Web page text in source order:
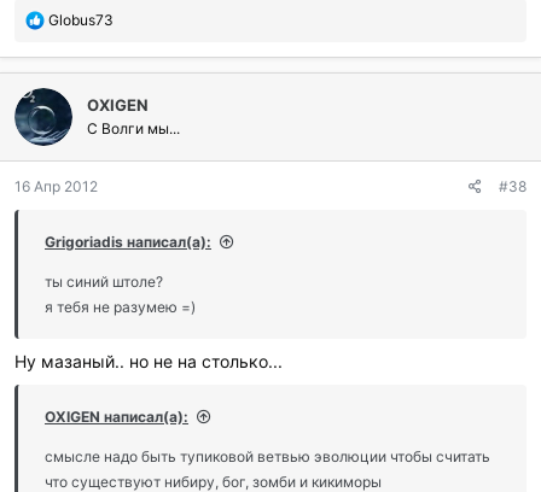
П
б
а
г
о
а
и
и
:
Globus73
OXIGEN
С Волги мы...
16 Апр 2012 #38
Grigoriadis написал(а):
ты синий штоле?
я тебя не разумею =)
Ну мазаный.. но не на столько...
OXIGEN написал(а):
смысле надо быть тупиковой ветвью эволюции чтобы считать
что существуют нибиру, бог, зомби и кикиморы